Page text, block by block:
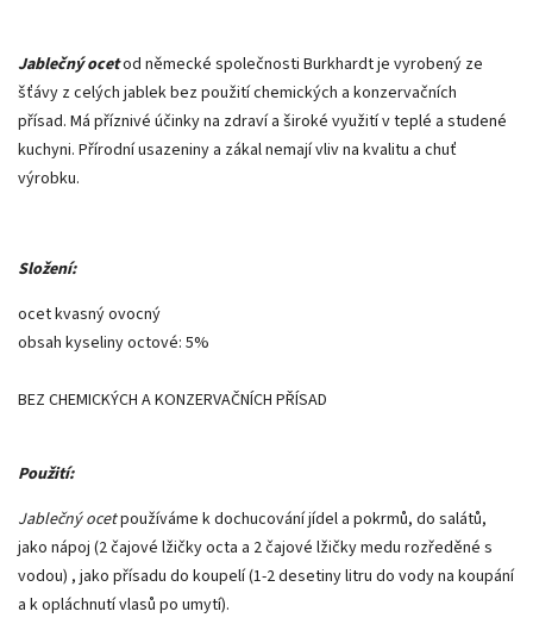
Jablečný ocetod německé společnosti Burkhardt je vyrobený ze
šťávy z celých jablek bez použití chemických a konzervačních
přísad. Má příznivé účinky na zdraví a široké využití v teplé a studené
kuchyni. Přírodní usazeniny a zákal nemají vliv na kvalitu a chuť
výrobku.
Složení:
ocet kvasný ovocný
obsah kyseliny octové: 5%
BEZ CHEMICKÝCH A KONZERVAČNÍCH PŘÍSAD
Použití:
Jablečný ocetpoužíváme k dochucování jídel a pokrmů, do salátů,
jako nápoj (2 čajové lžičky octa a 2 čajové lžičky medu rozředěné s
vodou) , jako přísadu do koupelí (1-2 desetiny litru do vody na koupání
a k opláchnutí vlasů po umytí).